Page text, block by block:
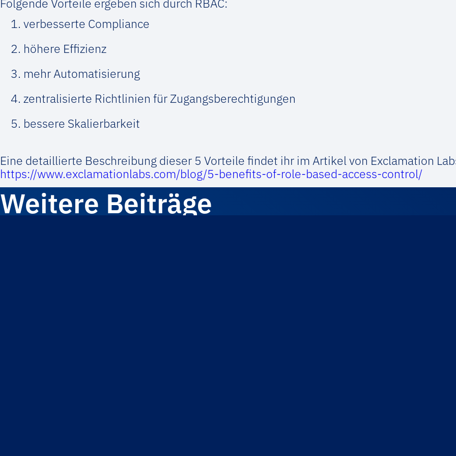
Folgende Vorteile ergeben sich durch RBAC:
verbesserte Compliance
höhere Effizienz
mehr Automatisierung
zentralisierte Richtlinien für Zugangsberechtigungen
bessere Skalierbarkeit
Eine detaillierte Beschreibung dieser 5 Vorteile findet ihr im Artikel von Exclamation
https://www.exclamationlabs.com/blog/5-benefits-of-role-based-access-control/
Weitere Beiträge